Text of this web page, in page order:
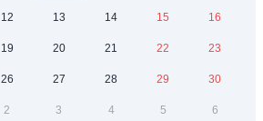
12 13 14 15 16
19 20 21 22 23
26 27 28 29 30
2 3 4 5 6